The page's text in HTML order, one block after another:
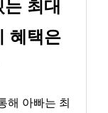
최대
혜택은
해 아빠는 최